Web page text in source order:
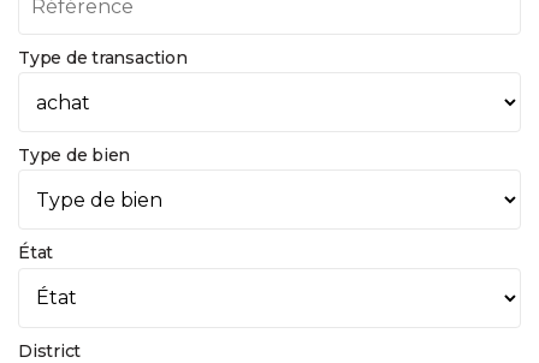
Type de transaction
Type de bien
État
District